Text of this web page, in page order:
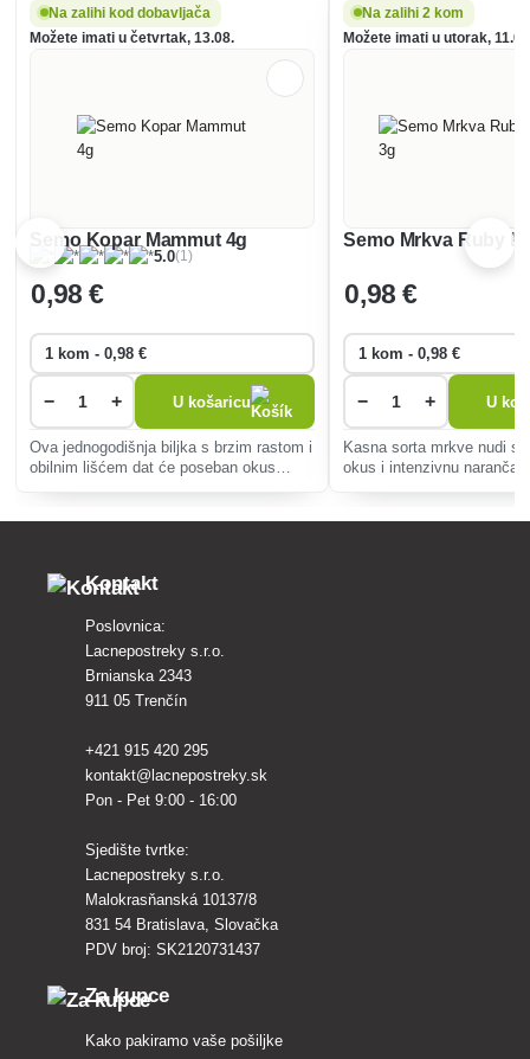
Na zalihi kod dobavljača
Možete imati u četvrtak, 13.08.
Semo Kopar Mammut 4g
5.0(1)
0,98 €
− + U košaricu
Ova jednogodišnja biljka s brzim rastom i
obilnim lišćem dat će poseban okus
Na zalihi 2 kom
Možete imati u utorak,
Semo Mrkva Ruby
0,98 €
− + U
Kasna sorta mrkve nudi
okus i intenzivnu
Kontakt
Poslovnica:
Lacnepostreky s.r.o.
Brnianska 2343
911 05 Trenčín
+421 915 420 295
kontakt@lacnepostreky.sk
Pon - Pet 9:00 - 16:00
Sjedište tvrtke:
Lacnepostreky s.r.o.
Malokrasňanská 10137/8
831 54 Bratislava, Slovačka
PDV broj: SK2120731437
Za kupce
Kako pakiramo vaše pošiljke